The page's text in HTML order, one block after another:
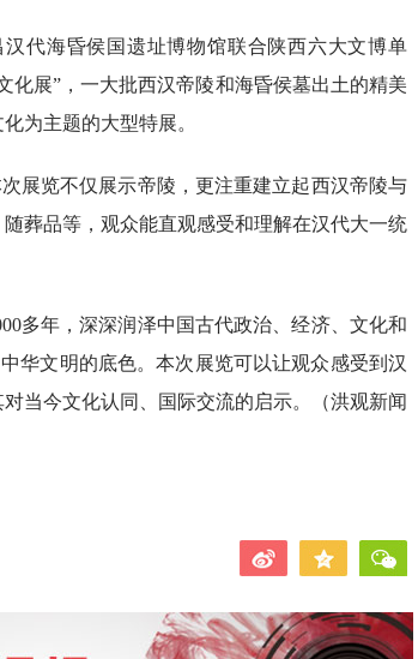
代海昏侯国遗址博物馆联合陕西六大文博单
展”，一大批西汉帝陵和海昏侯墓出土的精美
为主题的大型特展。
展览不仅展示帝陵，更注重建立起西汉帝陵与
葬品等，观众能直观感受和理解在汉代大一统
多年，深深润泽中国古代政治、经济、文化和
华文明的底色。本次展览可以让观众感受到汉
当今文化认同、国际交流的启示。（洪观新闻